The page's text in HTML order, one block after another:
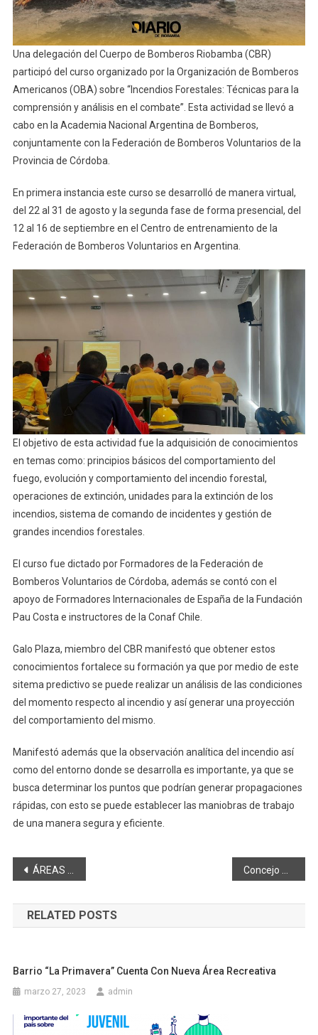
FORESTALES
Una delegación del Cuerpo de Bomberos Riobamba (CBR)
participó del curso organizado por la Organización de Bomberos
Americanos (OBA) sobre “Incendios Forestales: Técnicas para la
comprensión y análisis en el combate”. Esta actividad se llevó a
cabo en la Academia Nacional Argentina de Bomberos,
conjuntamente con la Federación de Bomberos Voluntarios de la
Provincia de Córdoba.
En primera instancia este curso se desarrolló de manera virtual,
del 22 al 31 de agosto y la segunda fase de forma presencial, del
12 al 16 de septiembre en el Centro de entrenamiento de la
Federación de Bomberos Voluntarios en Argentina.
El objetivo de esta actividad fue la adquisición de conocimientos
en temas como: principios básicos del comportamiento del
fuego, evolución y comportamiento del incendio forestal,
operaciones de extinción, unidades para la extinción de los
incendios, sistema de comando de incidentes y gestión de
grandes incendios forestales.
El curso fue dictado por Formadores de la Federación de
Bomberos Voluntarios de Córdoba, además se contó con el
apoyo de Formadores Internacionales de España de la Fundación
Pau Costa e instructores de la Conaf Chile.
Galo Plaza, miembro del CBR manifestó que obtener estos
conocimientos fortalece su formación ya que por medio de este
sitema predictivo se puede realizar un análisis de las condiciones
del momento respecto al incendio y así generar una proyección
del comportamiento del mismo.
Manifestó además que la observación analítica del incendio así
como del entorno donde se desarrolla es importante, ya que se
busca determinar los puntos que podrían generar propagaciones
rápidas, con esto se puede establecer las maniobras de trabajo
de una manera segura y eficiente.
Navegación
de
entradas
ÁREAS RECREATIVAS DEL BARRIO LA PRIMAVERA SERÁN RECONSTRUIDOS POR EL MUNICIPIO DE RIOBAMBA
RELATED POSTS
Barrio “La Primavera” Cuenta Con Nueva Área Recreativa
marzo 27, 2023 admin